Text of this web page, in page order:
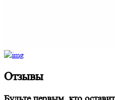
Отзывы